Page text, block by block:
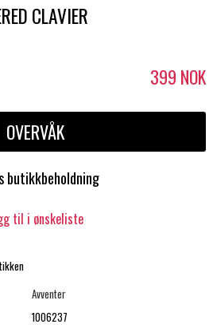
CLAVIER
399 NOK
OVERVÅK
butikkbeholdning
til i ønskeliste
Avventer
1006237